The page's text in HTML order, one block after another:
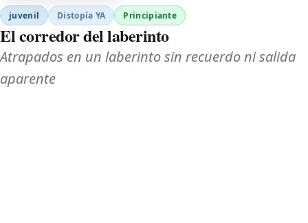
juvenil Distopía YA Principiante
El corredor del laberinto
Atrapados en un laberinto sin recuerdo ni salida
aparente